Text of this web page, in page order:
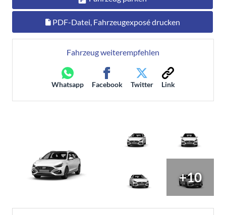
PDF-Datei, Fahrzeugexposé drucken
Fahrzeug weiterempfehlen
Whatsapp Facebook Twitter Link
+10